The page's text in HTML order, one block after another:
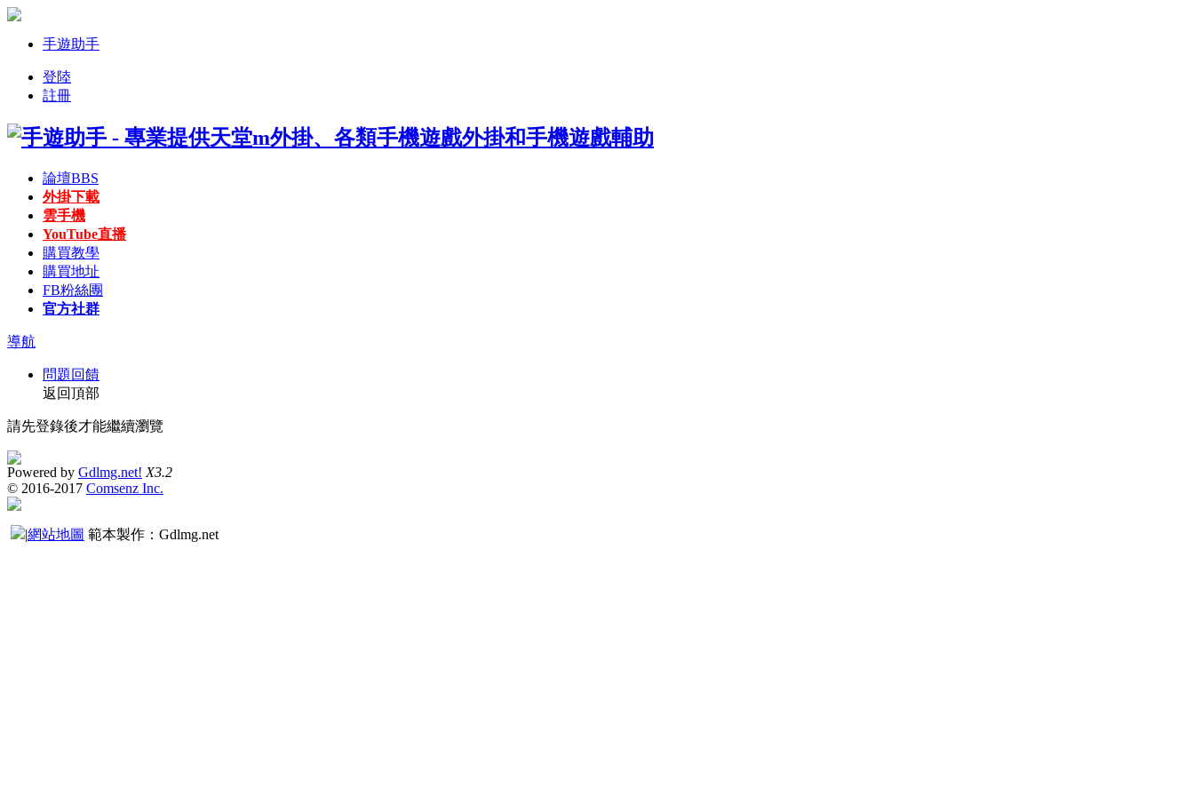
手遊助手
登陸
註冊
論壇BBS
外掛下載
雲手機
YouTube直播
購買教學
購買地址
FB粉絲團
官方社群
導航
問題回饋
返回頂部
請先登錄後才能繼續瀏覽
Powered by Gdlmg.net! X3.2
© 2016-2017 Comsenz Inc.
|網站地圖 範本製作：Gdlmg.net